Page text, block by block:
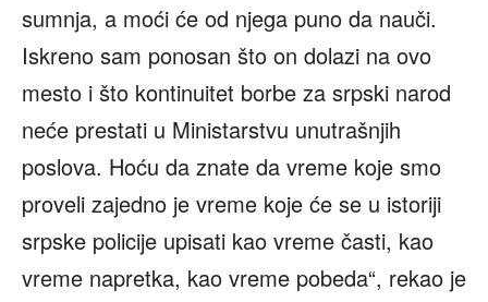
sumnja, a moći će od njega puno da nauči.
Iskreno sam ponosan što on dolazi na ovo
mesto i što kontinuitet borbe za srpski narod
neće prestati u Ministarstvu unutrašnjih
poslova. Hoću da znate da vreme koje smo
proveli zajedno je vreme koje će se u istoriji
srpske policije upisati kao vreme časti, kao
vreme napretka, kao vreme pobeda“, rekao je